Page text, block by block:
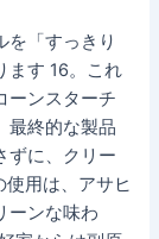
を「すっきり
ます 16。これ
ーンスターチ
最終的な製品
ずに、クリー
用は、アサヒ
ーンな味わ